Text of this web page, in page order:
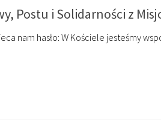
Postu i Solidarności z
nam hasło: W Kościele jesteśmy